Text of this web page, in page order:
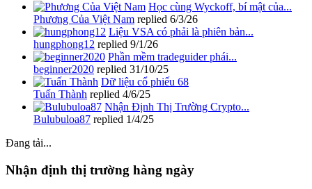
Học cùng Wyckoff, bí mật của...
Phương Của Việt Nam replied 6/3/26
Liệu VSA có phải là phiên bản...
hungphong12 replied 9/1/26
Phần mềm tradeguider phái...
beginner2020 replied 31/10/25
Dữ liệu cổ phiếu 68
Tuấn Thành replied 4/6/25
Nhận Định Thị Trường Crypto...
Bulubuloa87 replied 1/4/25
Đang tải...
Nhận định thị trường hàng ngày